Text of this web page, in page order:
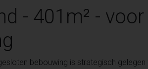
- 401m² -
bebouwing is strategisch